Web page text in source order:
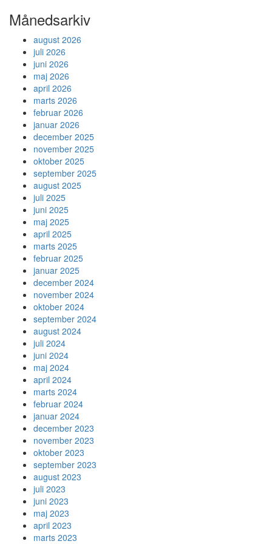
Månedsarkiv
august 2026
juli 2026
juni 2026
maj 2026
april 2026
marts 2026
februar 2026
januar 2026
december 2025
november 2025
oktober 2025
september 2025
august 2025
juli 2025
juni 2025
maj 2025
april 2025
marts 2025
februar 2025
januar 2025
december 2024
november 2024
oktober 2024
september 2024
august 2024
juli 2024
juni 2024
maj 2024
april 2024
marts 2024
februar 2024
januar 2024
december 2023
november 2023
oktober 2023
september 2023
august 2023
juli 2023
juni 2023
maj 2023
april 2023
marts 2023